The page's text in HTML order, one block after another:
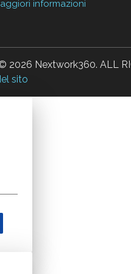
informazioni
Nextwork360. ALL
sito